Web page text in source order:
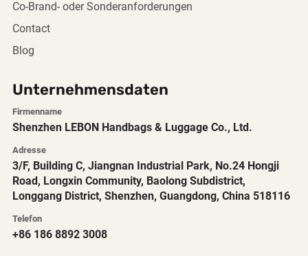
Co-Brand- oder Sonderanforderungen
Contact
Blog
Unternehmensdaten
Firmenname
Shenzhen LEBON Handbags & Luggage Co., Ltd.
Adresse
3/F, Building C, Jiangnan Industrial Park, No.24 Hongji
Road, Longxin Community, Baolong Subdistrict,
Longgang District, Shenzhen, Guangdong, China 518116
Telefon
+86 186 8892 3008